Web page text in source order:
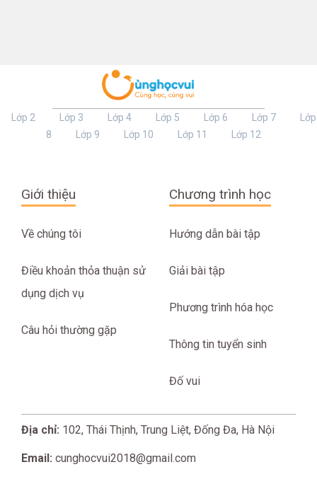
Lớp 2 Lớp 3 Lớp 4 Lớp 5 Lớp 6 Lớp 7
Lớp
8
Lớp 9 Lớp 10 Lớp 11 Lớp 12
Giới thiệu
Về chúng tôi
Điều khoản thỏa thuận sử
dụng dịch vụ
Câu hỏi thường gặp
Chương trình học
Hướng dẫn bài tập
Giải bài tập
Phương trình hóa học
Thông tin tuyển sinh
Đố vui
Địa chỉ: 102, Thái Thịnh, Trung Liệt, Đống Đa, Hà Nội
Email: cunghocvui2018@gmail.com